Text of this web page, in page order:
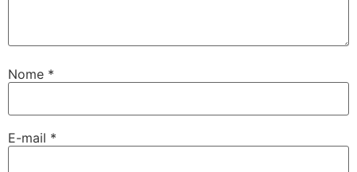
Nome *
E-mail *